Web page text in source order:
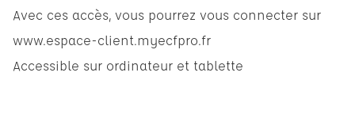
Avec ces accès, vous pourrez vous connecter sur
www.espace-client.myecfpro.fr
Accessible sur ordinateur et tablette